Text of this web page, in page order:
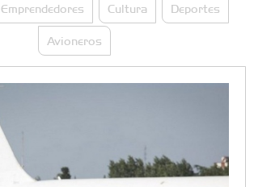
Emprendedores Cultura Deportes
Avioneros